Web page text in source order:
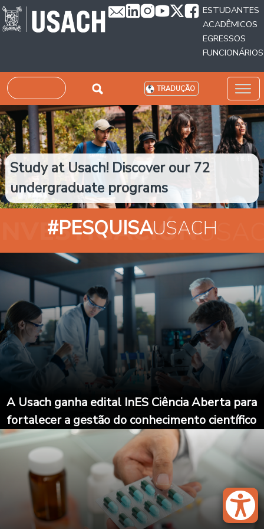
Passar para o conteúdo principal
ESTUDANTES
ACADÊMICOS
EGRESSOS
FUNCIONÁRIOS
Pesquisar TRADUÇÃO
Study at Usach! Discover our 72
undergraduate programs
#PESQUISAUSACH
A Usach ganha edital InES Ciência Aberta para
fortalecer a gestão do conhecimento científico